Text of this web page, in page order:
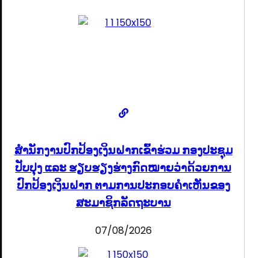
ສໍານັກງານປົກປ້ອງເງິນຝາກເຂົ້າຮ່ວມ ກອງປະຊຸມ
ປັບປຸງ ແລະ ຮຽບຮຽງຮ່າງກົດໝາຍວ່າດ້ວຍການ
ປົກປ້ອງເງິນຝາກ ຕາມການປະກອບຄຳເຫັນຂອງ
ສະມາຊິກລັດຖະບານ
07/08/2026